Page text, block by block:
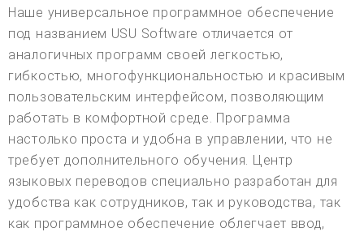
Наше универсальное программное обеспечение
под названием USU Software отличается от
аналогичных программ своей легкостью,
гибкостью, многофункциональностью и красивым
пользовательским интерфейсом, позволяющим
работать в комфортной среде. Программа
настолько проста и удобна в управлении, что не
требует дополнительного обучения. Центр
языковых переводов специально разработан для
удобства как сотрудников, так и руководства, так
как программное обеспечение облегчает ввод,